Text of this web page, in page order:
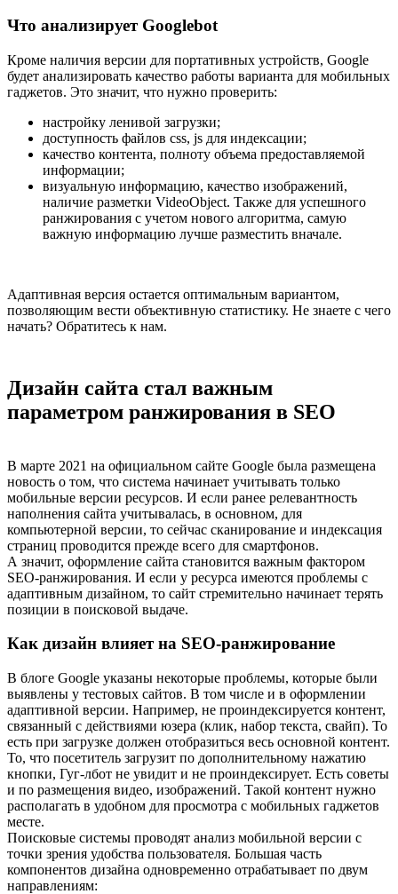
Что анализирует Googlebot
Кроме наличия версии для портативных устройств, Google
будет анализировать качество работы варианта для мобильных
гаджетов. Это значит, что нужно проверить:
настройку ленивой загрузки;
доступность файлов css, js для индексации;
качество контента, полноту объема предоставляемой
информации;
визуальную информацию, качество изображений,
наличие разметки VideoObject. Также для успешного
ранжирования с учетом нового алгоритма, самую
важную информацию лучше разместить вначале.
Адаптивная версия остается оптимальным вариантом,
позволяющим вести объективную статистику. Не знаете с чего
начать? Обратитесь к нам.
Дизайн сайта стал важным
параметром ранжирования в SEO
В марте 2021 на официальном сайте Google была размещена
новость о том, что система начинает учитывать только
мобильные версии ресурсов. И если ранее релевантность
наполнения сайта учитывалась, в основном, для
компьютерной версии, то сейчас сканирование и индексация
страниц проводится прежде всего для смартфонов.
А значит, оформление сайта становится важным фактором
SEO-ранжирования. И если у ресурса имеются проблемы с
адаптивным дизайном, то сайт стремительно начинает терять
позиции в поисковой выдаче.
Как дизайн влияет на SEO-ранжирование
В блоге Google указаны некоторые проблемы, которые были
выявлены у тестовых сайтов. В том числе и в оформлении
адаптивной версии. Например, не проиндексируется контент,
связанный с действиями юзера (клик, набор текста, свайп). То
есть при загрузке должен отобразиться весь основной контент.
То, что посетитель загрузит по дополнительному нажатию
кнопки, Гуг-лбот не увидит и не проиндексирует. Есть советы
и по размещения видео, изображений. Такой контент нужно
располагать в удобном для просмотра с мобильных гаджетов
месте.
Поисковые системы проводят анализ мобильной версии с
точки зрения удобства пользователя. Большая часть
компонентов дизайна одновременно отрабатывает по двум
направлениям: